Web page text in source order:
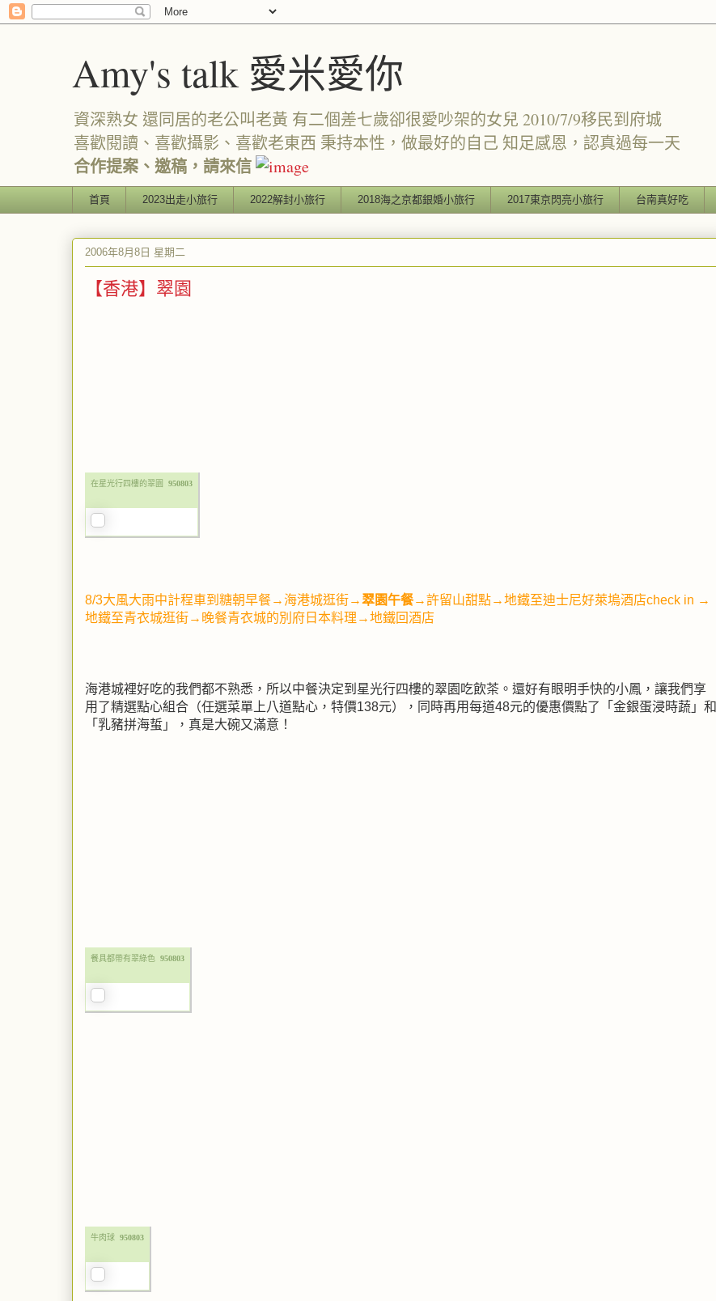
Amy's talk 愛米愛你
資深熟女 還同居的老公叫老黃 有二個差七歲卻很愛吵架的女兒 2010/7/9移民到府城
喜歡閱讀、喜歡攝影、喜歡老東西 秉持本性，做最好的自己 知足感恩，認真過每一天
合作提案、邀稿，請來信
首頁 2023出走小旅行 2022解封小旅行 2018海之京都銀婚小旅行 2017東京閃亮小旅行 台南真好吃
2006年8月8日 星期二
【香港】翠園
在星光行四樓的翠園 950803
8/3大風大雨中計程車到 糖朝早餐→海港城逛街→翠園午餐→許留山甜點→地鐵至迪士尼好萊塢酒店check in →
地鐵至青衣城逛街→晚餐青衣城的別府日本料理→地鐵回酒店
海港城裡好吃的我們都不熟悉，所以中餐決定到星光行四樓的翠園吃飲茶。還好有眼明手快的小鳳，讓我們享
用了精選點心組合（任選菜單上八道點心，特價138元），同時再用每道48元的優惠價點了「金銀蛋浸時蔬」和
「乳豬拼海蜇」，真是大碗又滿意！
餐具都帶有翠綠色 950803
牛肉球 950803